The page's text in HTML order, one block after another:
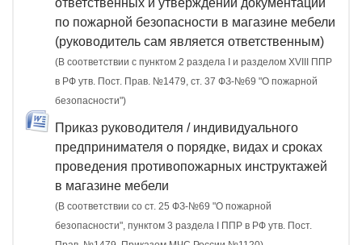
ответственных и утверждении документации
по пожарной безопасности в магазине мебели
(руководитель сам является ответственным)
(В соответствии с пунктом 2 раздела I и разделом XVIII ППР
в РФ утв. Пост. Прав. №1479, ст. 37 ФЗ-№69 "О пожарной
безопасности")
Приказ руководителя / индивидуального
предпринимателя о порядке, видах и сроках
проведения противопожарных инструктажей
в магазине мебели
(В соответствии со ст. 25 ФЗ-№69 "О пожарной
безопасности", пунктом 3 раздела I ППР в РФ утв. Пост.